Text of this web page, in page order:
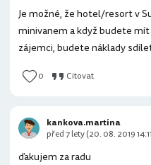
Je možné, že hotel/resort v
minivanem a když budete
zájemci, budete náklady
0 Citovat
ďakujem za radu
kankova.martina
před 7 lety (20. 08. 2019